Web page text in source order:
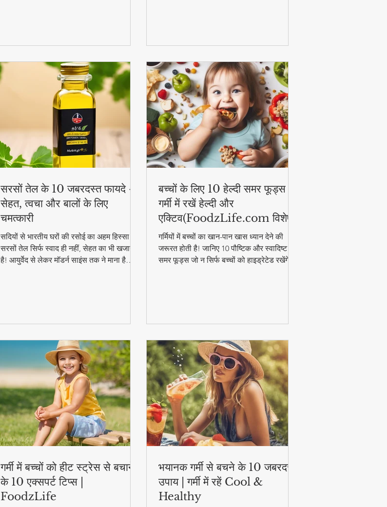
सरसों तेल के 10 जबरदस्त फायदे -
सेहत, त्वचा और बालों के लिए
चमत्कारी
सदियों से भारतीय घरों की रसोई का अहम हिस्सा रहा
सरसों तेल सिर्फ स्वाद ही नहीं, सेहत का भी खजाना
है! आयुर्वेद से लेकर मॉडर्न साइंस तक ने माना है
बच्चों के लिए 10 हेल्दी समर फूड्स |
गर्मी में रखें हेल्दी और
एक्टिव(FoodzLife.com विशेष)
गर्मियों में बच्चों का खान-पान खास ध्यान देने की
जरूरत होती है! जानिए 10 पौष्टिक और स्वादिष्ट
समर फूड्स जो न सिर्फ बच्चों को हाइड्रेटेड रखेंगे,
गर्मी में बच्चों को हीट स्ट्रेस से बचाने
के 10 एक्सपर्ट टिप्स |
FoodzLife
भयानक गर्मी से बचने के 10 जबरदस्त
उपाय | गर्मी में रहें Cool &
Healthy